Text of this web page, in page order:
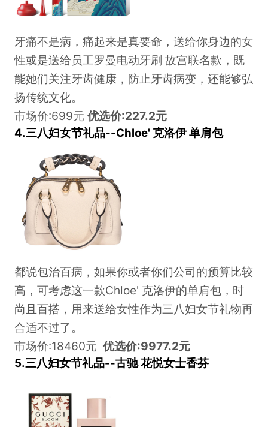
牙痛不是病，痛起来是真要命，送给你身边的女
性或是送给员工罗曼电动牙刷 故宫联名款，既
能她们关注牙齿健康，防止牙齿病变，还能够弘
扬传统文化。
市场价:699元 优选价:227.2元
4.三八妇女节礼品--Chloe' 克洛伊 单肩包
都说包治百病，如果你或者你们公司的预算比较
高，可考虑这一款Chloe' 克洛伊的单肩包，时
尚且百搭，用来送给女性作为三八妇女节礼物再
合适不过了。
市场价:18460元 优选价:9977.2元
5.三八妇女节礼品--古驰 花悦女士香芬